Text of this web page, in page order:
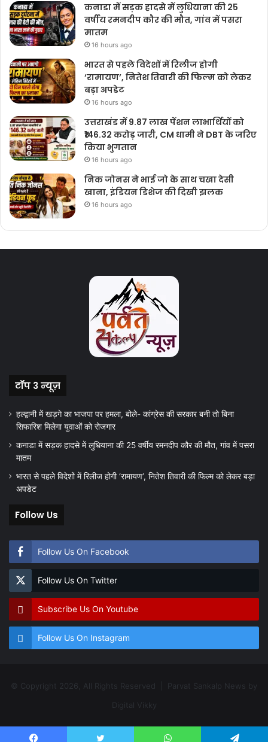
कनाडा में सड़क हादसे में लुधियाना की 25
वर्षीय रमनदीप कौर की मौत, गांव में पसरा
मातम
16 hours ago
भारत से पहले विदेशों में रिलीज होगी
‘रामायण’, नितेश तिवारी की फिल्म को लेकर
बड़ा अपडेट
16 hours ago
उत्तराखंड में 9.87 लाख पेंशन लाभार्थियों को
₹146.32 करोड़ जारी, CM धामी ने DBT के जरिए
किया भुगतान
16 hours ago
निक जोनस ने भाई जो के साथ चखा देसी
खाना, इंडियन डिशेज की दिखी झलक
16 hours ago
टॉप 3 न्यूज़
हल्द्वानी में खड़गे का भाजपा पर हमला, बोले- कांग्रेस की सरकार बनी तो बिना
सिफारिश मिलेगा युवाओं को रोजगार
कनाडा में सड़क हादसे में लुधियाना की 25 वर्षीय रमनदीप कौर की मौत, गांव में पसरा
मातम
भारत से पहले विदेशों में रिलीज होगी ‘रामायण’, नितेश तिवारी की फिल्म को लेकर बड़ा
अपडेट
Follow Us
Follow Us On Facebook
Follow Us On Twitter
Subscribe Us On Youtube
Follow Us On Instagram
© Copyright 2026, All Rights Reserved | Parvat Sankalp News by
Digital Vikky